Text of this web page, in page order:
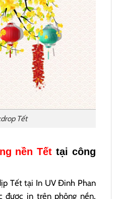
Tết
nền Tết tại công
Tết tại In UV Đinh Phan
được in trên phông nền,